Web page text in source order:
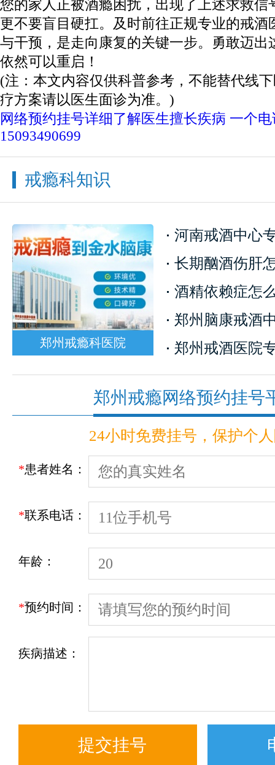
您的家人正被酒瘾困扰，出现了上述求救信
更不要盲目硬扛。及时前往正规专业的戒酒
与干预，是走向康复的关键一步。勇敢迈出
依然可以重启！
(注：本文内容仅供科普参考，不能替代线
疗方案请以医生面诊为准。)
网络预约挂号详细了解医生擅长疾病 一个
15093490699
戒瘾科知识
郑州戒瘾科医院
河南戒酒中心
长期酗酒伤肝
酒精依赖症怎
郑州脑康戒酒
郑州戒酒医院
郑州戒瘾网络预约挂号
24小时免费挂号，保护个
*患者姓名：
*联系电话：
年龄：
*预约时间：
疾病描述：
一键通话
快
预约挂号 患者服务
1
来院路线